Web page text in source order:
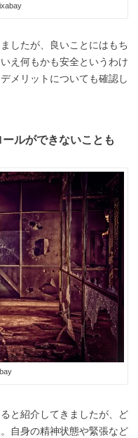
したが、良いことにはもち
え何もかも安全というわけ
メリットについても確認し
ルができないことも
と紹介してきましたが、ど
自身の精神状態や緊張など